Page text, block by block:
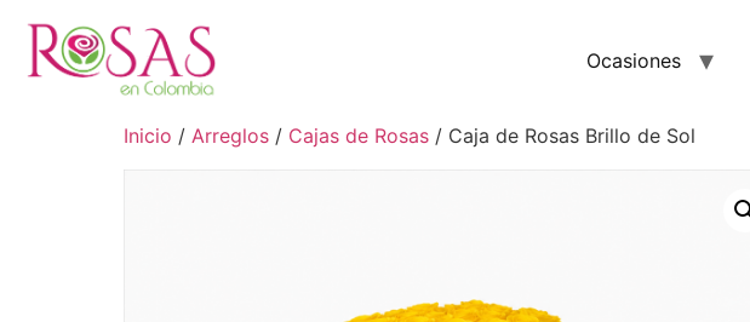
Ocasiones
Inicio / Arreglos / Cajas de Rosas / Caja de Rosas Brillo de Sol